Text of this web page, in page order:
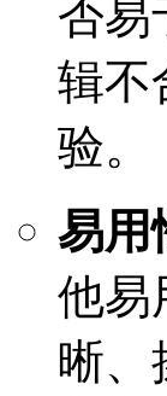
否易
辑不
验。
易用
他易
晰、